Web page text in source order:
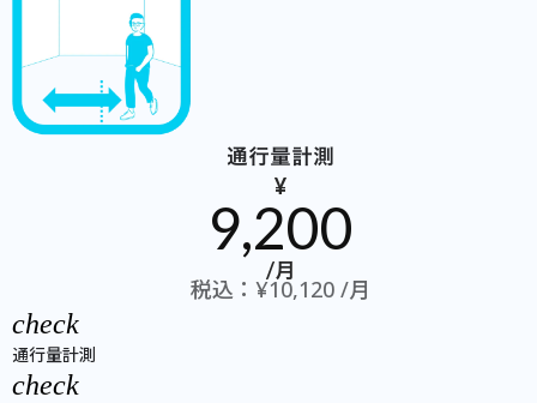
通行量計測
¥
9,200
/月
税込：¥10,120 /月
check
通行量計測
check